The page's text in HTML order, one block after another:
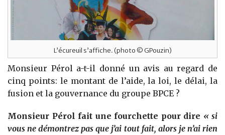
L’écureuil s’affiche. (photo © GPouzin)
Monsieur Pérol a-t-il donné un avis au regard de
cinq points: le montant de l’aide, la loi, le délai, la
fusion et la gouvernance du groupe BPCE ?
Monsieur Pérol fait une fourchette pour dire « si
vous ne démontrez pas que j’ai tout fait, alors je n’ai rien